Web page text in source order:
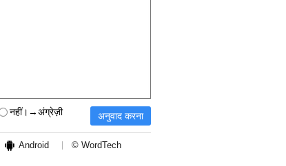
नहीं।→अंग्रेज़ी
Android © WordTech